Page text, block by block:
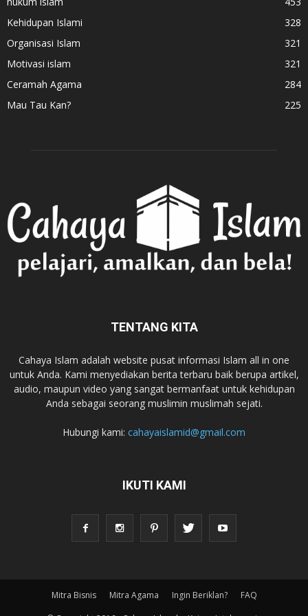
Kehidupan Islami
328
Organisasi Islam
321
Motivasi islam
321
Ceramah Agama
284
Mau Tau Kan?
225
TENTANG KITA
Cahaya Islam adalah website pusat informasi Islam all in one
untuk Anda. Kami menyediakan berita terbaru baik berupa artikel,
audio, maupun video yang sangat bermanfaat untuk kehidupan
Anda sebagai seorang muslimin muslimah sejati.
Hubungi kami: cahayaislamid@gmail.com
IKUTI KAMI
Mitra Bisnis Mitra Agama Ingin Beriklan?
FAQ